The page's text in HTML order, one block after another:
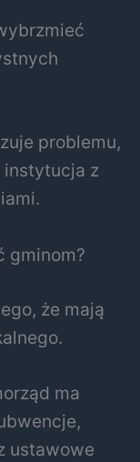
problemu,
instytucja z
gminom?
że mają
ma
ustawowe